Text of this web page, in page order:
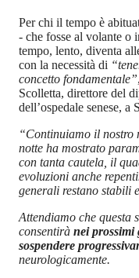
Per chi il tempo è
- che fosse al volante o
tempo, lento, diventa
con la necessità di
concetto fondamentale”
Scolletta, direttore del
dell’ospedale senese, a
“Continuiamo il nostro
notte ha mostrato
con tanta cautela, il
evoluzioni anche
generali restano stabili
Attendiamo che questa
consentirà nei prossimi
sospendere
neurologicamente.